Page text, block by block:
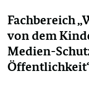
Fachbereich
von dem
Medien-